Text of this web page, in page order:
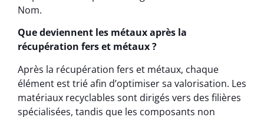
Nom.
Que deviennent les métaux après la
récupération fers et métaux ?
Après la récupération fers et métaux, chaque
élément est trié afin d’optimiser sa valorisation. Les
matériaux recyclables sont dirigés vers des filières
spécialisées, tandis que les composants non